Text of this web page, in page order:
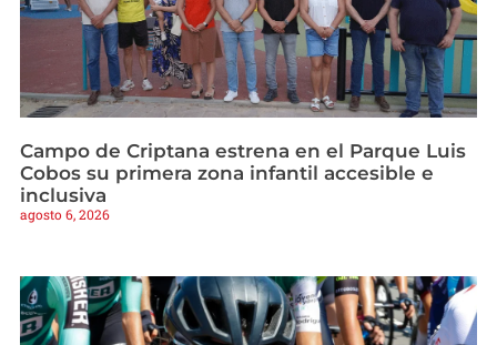
Campo de Criptana estrena en el Parque Luis
Cobos su primera zona infantil accesible e
inclusiva
agosto 6, 2026